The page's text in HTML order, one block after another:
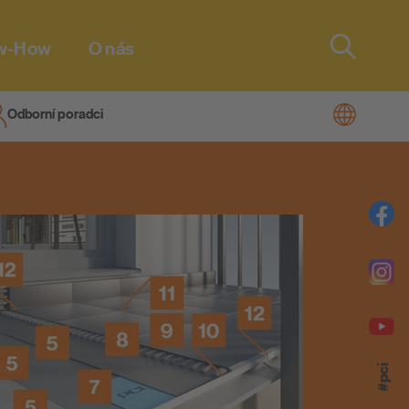
How
Vario!
na
pro
O nás
more
characters
for results.
Odborní poradci
#pci